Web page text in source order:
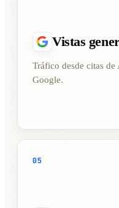
Vistas
Tráfico desde citas
Google.
05